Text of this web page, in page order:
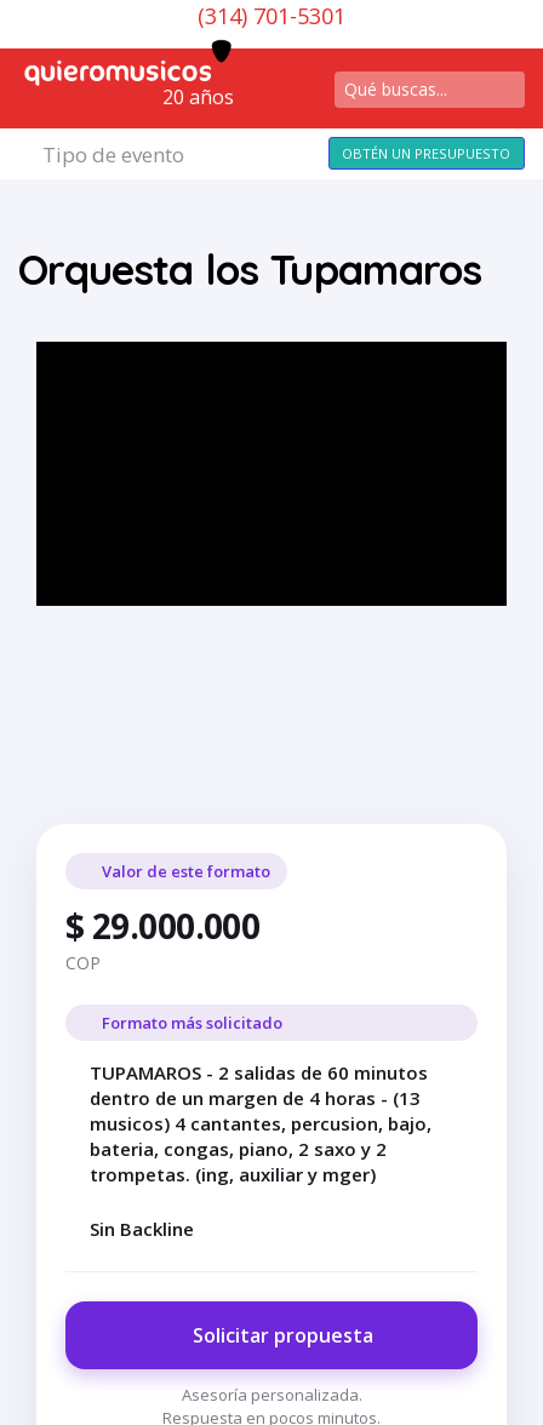
(314) 701-5301
20 años
Tipo de evento OBTÉN UN PRESUPUESTO
Orquesta los Tupamaros
Valor de este formato
$ 29.000.000
COP
Formato más solicitado
TUPAMAROS - 2 salidas de 60 minutos
dentro de un margen de 4 horas - (13
musicos) 4 cantantes, percusion, bajo,
bateria, congas, piano, 2 saxo y 2
trompetas. (ing, auxiliar y mger)
Sin Backline
Solicitar propuesta
Asesoría personalizada.
Respuesta en pocos minutos.